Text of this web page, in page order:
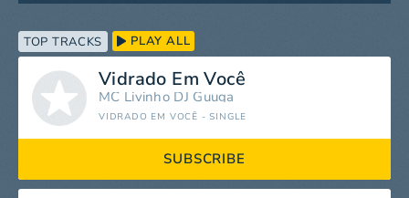
TOP TRACKS PLAY ALL
Vidrado Em Você
MC Livinho DJ Guuga
VIDRADO EM VOCÊ - SINGLE
SUBSCRIBE